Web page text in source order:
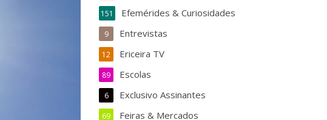
Efemérides & Curiosidades
151
Entrevistas
9
Ericeira TV
12
Escolas
89
Exclusivo Assinantes
6
Feiras & Mercados
69